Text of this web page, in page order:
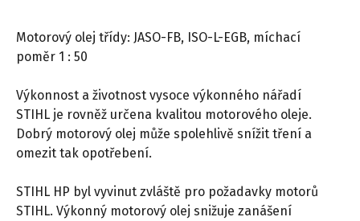
Motorový olej třídy: JASO-FB, ISO-L-EGB, míchací
poměr 1 : 50
Výkonnost a životnost vysoce výkonného nářadí
STIHL je rovněž určena kvalitou motorového oleje.
Dobrý motorový olej může spolehlivě snížit tření a
omezit tak opotřebení.
STIHL HP byl vyvinut zvláště pro požadavky motorů
STIHL. Výkonný motorový olej snižuje zanášení